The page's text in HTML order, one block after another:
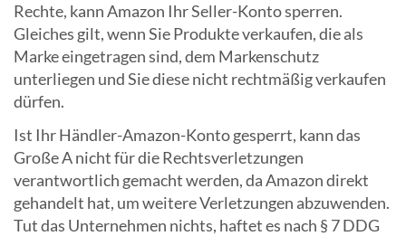
Rechte, kann Amazon Ihr Seller-Konto sperren.
Gleiches gilt, wenn Sie Produkte verkaufen, die als
Marke eingetragen sind, dem Markenschutz
unterliegen und Sie diese nicht rechtmäßig verkaufen
dürfen.
Ist Ihr Händler-Amazon-Konto gesperrt, kann das
Große A nicht für die Rechtsverletzungen
verantwortlich gemacht werden, da Amazon direkt
gehandelt hat, um weitere Verletzungen abzuwenden.
Tut das Unternehmen nichts, haftet es nach § 7 DDG